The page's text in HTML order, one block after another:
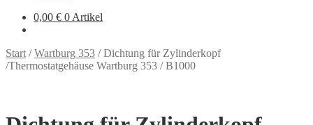
0,00 € 0 Artikel
Start /Wartburg 353 /Dichtung für Zylinderkopf
/Thermostatgehäuse Wartburg 353 / B1000